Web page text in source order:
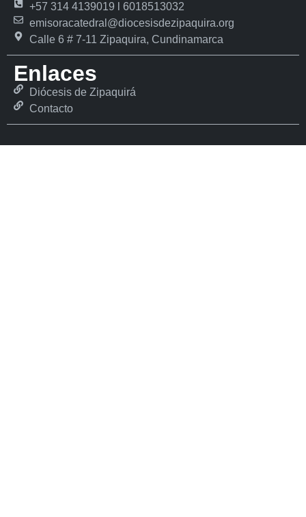
+57 314 4139019 l 6018513032
emisoracatedral@diocesisdezipaquira.org
Calle 6 # 7-11 Zipaquira, Cundinamarca
Enlaces
Diócesis de Zipaquirá
Contacto